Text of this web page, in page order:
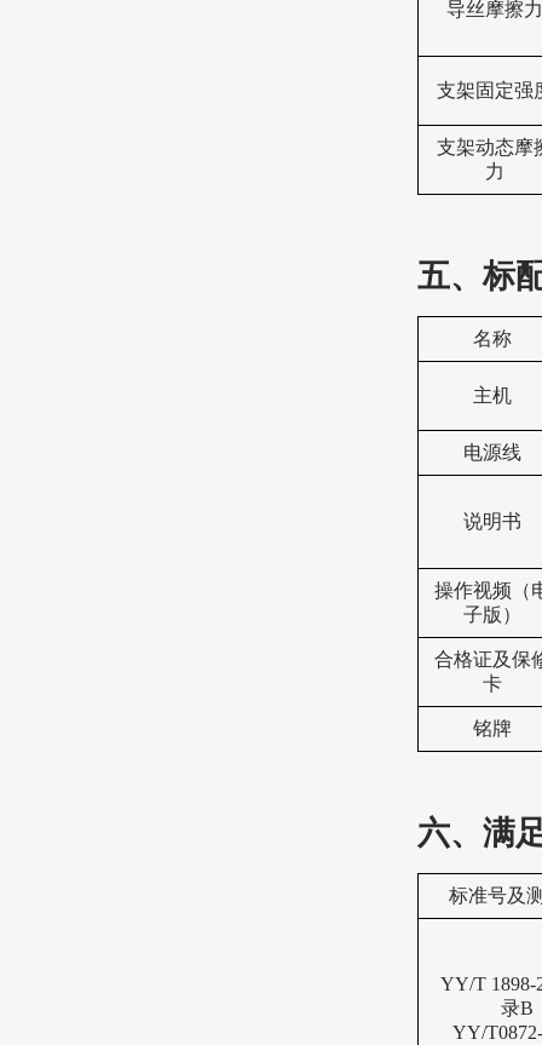
导丝摩擦
支架固定强
支架动态摩
力
五、标
名称
主机
电源线
说明书
操作视频（
子版）
合格证及保
卡
铭牌
六、满
标准号及
YY/T 1898-
录B
YY/